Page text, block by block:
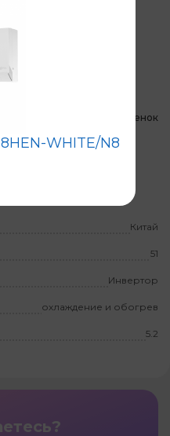
EACS/I-
Нет оценок
Китай
51
Инвертор
охлаждение и обогрев
5.2
WHITE/N8